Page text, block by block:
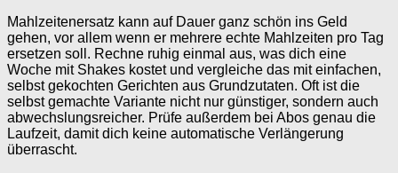
Mahlzeitenersatz kann auf Dauer ganz schön ins Geld
gehen, vor allem wenn er mehrere echte Mahlzeiten pro Tag
ersetzen soll. Rechne ruhig einmal aus, was dich eine
Woche mit Shakes kostet und vergleiche das mit einfachen,
selbst gekochten Gerichten aus Grundzutaten. Oft ist die
selbst gemachte Variante nicht nur günstiger, sondern auch
abwechslungsreicher. Prüfe außerdem bei Abos genau die
Laufzeit, damit dich keine automatische Verlängerung
überrascht.